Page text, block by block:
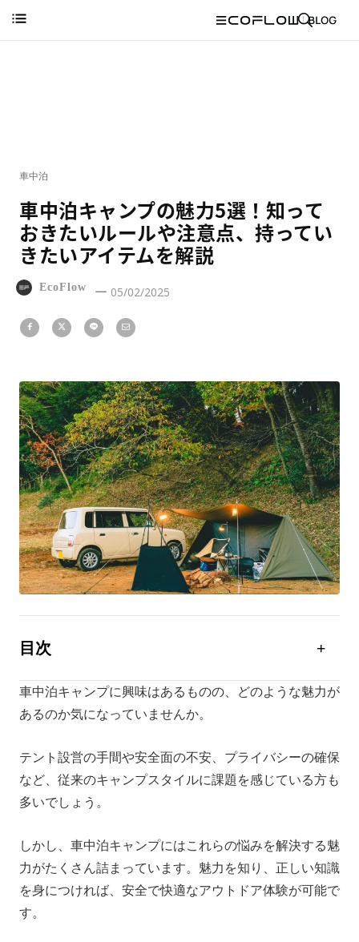
車中泊
車中泊キャンプの魅力5選！知って
おきたいルールや注意点、持ってい
きたいアイテムを解説
EcoFlow 05/02/2025
目次
車中泊キャンプで知っておきたいルールや注意点
Alternator ChargerでEcoFlow DELTA 3を走行充電をし
て快適な車中泊キャンプを実現！
まとめ
車中泊キャンプに興味はあるものの、どのような魅力が
あるのか気になっていませんか。
テント設営の手間や安全面の不安、プライバシーの確保
など、従来のキャンプスタイルに課題を感じている方も
多いでしょう。
しかし、車中泊キャンプにはこれらの悩みを解決する魅
力がたくさん詰まっています。魅力を知り、正しい知識
を身につければ、安全で快適なアウトドア体験が可能で
す。